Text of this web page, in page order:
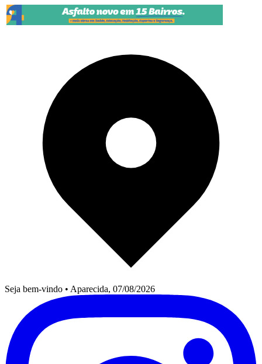
Pular para o conteúdo
Seja bem-vindo • Aparecida, 07/08/2026